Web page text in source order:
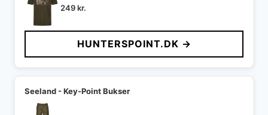
249kr.
HUNTERSPOINT.DK →
Seeland - Key-Point Bukser